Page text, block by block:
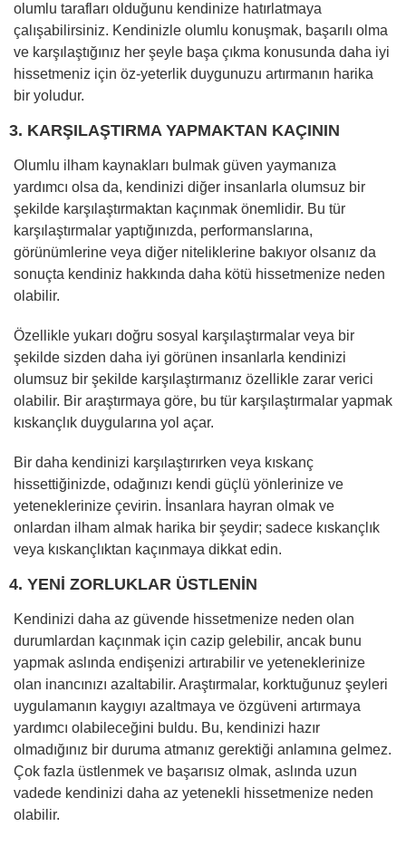
olumlu tarafları olduğunu kendinize hatırlatmaya
çalışabilirsiniz. Kendinizle olumlu konuşmak, başarılı olma
ve karşılaştığınız her şeyle başa çıkma konusunda daha iyi
hissetmeniz için öz-yeterlik duygunuzu artırmanın harika
bir yoludur.
3. KARŞILAŞTIRMA YAPMAKTAN KAÇININ
Olumlu ilham kaynakları bulmak güven yaymanıza
yardımcı olsa da, kendinizi diğer insanlarla olumsuz bir
şekilde karşılaştırmaktan kaçınmak önemlidir. Bu tür
karşılaştırmalar yaptığınızda, performanslarına,
görünümlerine veya diğer niteliklerine bakıyor olsanız da
sonuçta kendiniz hakkında daha kötü hissetmenize neden
olabilir.
Özellikle yukarı doğru sosyal karşılaştırmalar veya bir
şekilde sizden daha iyi görünen insanlarla kendinizi
olumsuz bir şekilde karşılaştırmanız özellikle zarar verici
olabilir. Bir araştırmaya göre, bu tür karşılaştırmalar yapmak
kıskançlık duygularına yol açar.
Bir daha kendinizi karşılaştırırken veya kıskanç
hissettiğinizde, odağınızı kendi güçlü yönlerinize ve
yeteneklerinize çevirin. İnsanlara hayran olmak ve
onlardan ilham almak harika bir şeydir; sadece kıskançlık
veya kıskançlıktan kaçınmaya dikkat edin.
4. YENİ ZORLUKLAR ÜSTLENİN
Kendinizi daha az güvende hissetmenize neden olan
durumlardan kaçınmak için cazip gelebilir, ancak bunu
yapmak aslında endişenizi artırabilir ve yeteneklerinize
olan inancınızı azaltabilir. Araştırmalar, korktuğunuz şeyleri
uygulamanın kaygıyı azaltmaya ve özgüveni artırmaya
yardımcı olabileceğini buldu. Bu, kendinizi hazır
olmadığınız bir duruma atmanız gerektiği anlamına gelmez.
Çok fazla üstlenmek ve başarısız olmak, aslında uzun
vadede kendinizi daha az yetenekli hissetmenize neden
olabilir.